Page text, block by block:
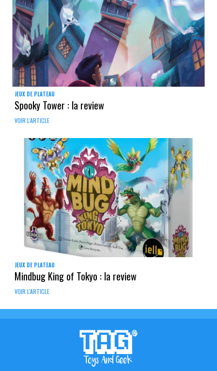
JEUX DE PLATEAU
Spooky Tower : la review
VOIR L'ARTICLE
JEUX DE PLATEAU
Mindbug King of Tokyo : la review
VOIR L'ARTICLE